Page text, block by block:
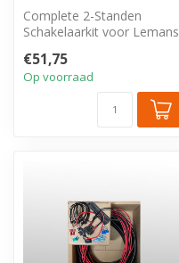
Complete 2-Standen
Schakelaarkit voor Lemans
simpele AAN/UI...
€51,75
Op voorraad